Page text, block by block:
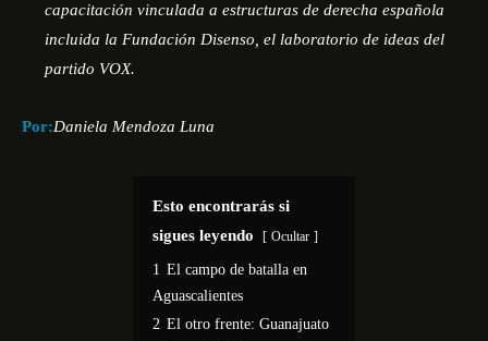
capacitación vinculada a estructuras de derecha española
incluida la Fundación Disenso, el laboratorio de ideas del
partido VOX.
Por:Daniela Mendoza Luna
Esto encontrarás si
sigues leyendo
Ocultar
1 El campo de batalla en
Aguascalientes
2 El otro frente: Guanajuato